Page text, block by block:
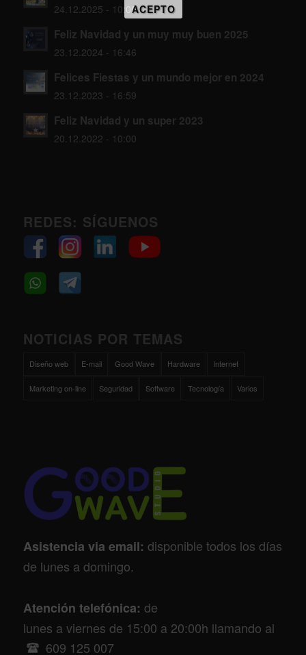
24.12.2025 - 10:00
Feliz Navidad y un muy muy buen 2025
23.12.2024 - 16:46
Felices Fiestas y un mundo mejor en 2024
23.12.2023 - 16:59
Feliz Navidad y un super 2023
20.12.2022 - 10:00
REDES: SÍGUENOS
NOTICIAS POR TEMAS
Diseño web E-mail Good Wave Hardware Internet
Marketing on-line Seguridad Software Tecnología Varios
Asistencia via email: disponible todos los días
de lunes a domingo.
Atención telefónica: de
lunes a viernes de 15:00 a 20:00h llamando al
609 125 007
ACEPTO